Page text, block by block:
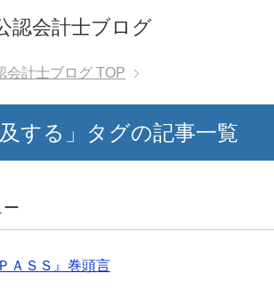
認会計士ブログ
会計士ブログ TOP
及する」タグの記事一覧
ー
ＡＳＳ』巻頭言